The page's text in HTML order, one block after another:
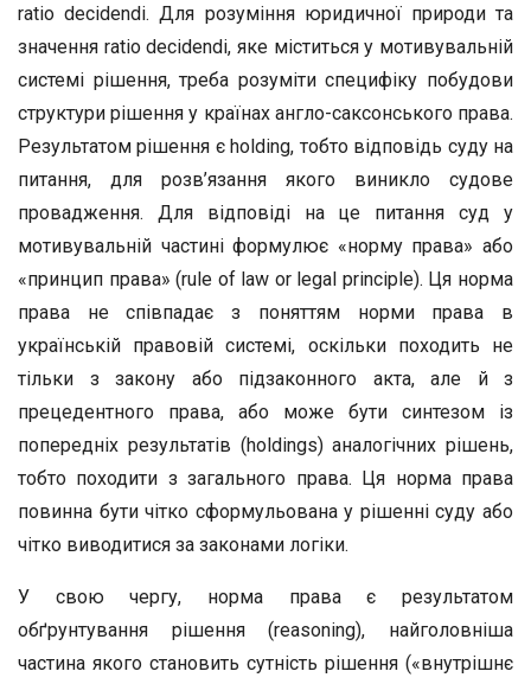
ratio decidendi. Для розуміння юридичної природи та
значення ratio decidendi, яке міститься у мотивувальній
системі рішення, треба розуміти специфіку побудови
структури рішення у країнах англо-саксонського права.
Результатом рішення є holding, тобто відповідь суду на
питання, для розв’язання якого виникло судове
провадження. Для відповіді на це питання суд у
мотивувальній частині формулює «норму права» або
«принцип права» (rule of law or legal principle). Ця норма
права не співпадає з поняттям норми права в
українській правовій системі, оскільки походить не
тільки з закону або підзаконного акта, але й з
прецедентного права, або може бути синтезом із
попередніх результатів (holdings) аналогічних рішень,
тобто походити з загального права. Ця норма права
повинна бути чітко сформульована у рішенні суду або
чітко виводитися за законами логіки.
У свою чергу, норма права є результатом
обґрунтування рішення (reasoning), найголовніша
частина якого становить сутність рішення («внутрішнє